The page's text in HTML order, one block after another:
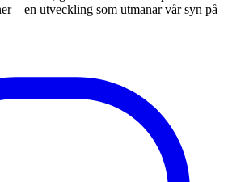
– en utveckling som utmanar vår syn på